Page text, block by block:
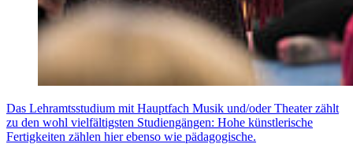
Das Lehramtsstudium mit Hauptfach Musik und/oder Theater zählt
zu den wohl vielfältigsten Studiengängen: Hohe künstlerische
Fertigkeiten zählen hier ebenso wie pädagogische.